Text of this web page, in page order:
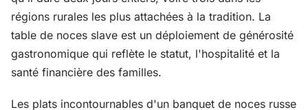
régions rurales les plus attachées à la tradition. La
table de noces slave est un déploiement de générosité
gastronomique qui reflète le statut, l'hospitalité et la
santé financière des familles.
Les plats incontournables d'un banquet de noces russe